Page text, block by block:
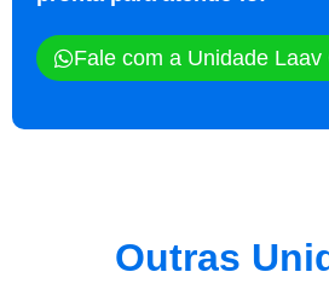
Fale com a Unidade Laav
Outras